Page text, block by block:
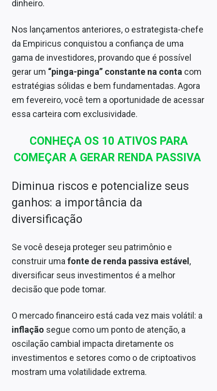
Contato
dinheiro.
Nos lançamentos anteriores, o estrategista-chefe
da Empiricus conquistou a confiança de uma
gama de investidores, provando que é possível
gerar um “pinga-pinga” constante na conta com
estratégias sólidas e bem fundamentadas. Agora
em fevereiro, você tem a oportunidade de acessar
essa carteira com exclusividade.
CONHEÇA OS 10 ATIVOS PARA
COMEÇAR A GERAR RENDA PASSIVA
Diminua riscos e potencialize seus
ganhos: a importância da
diversificação
Se você deseja proteger seu patrimônio e
construir uma fonte de renda passiva estável ,
diversificar seus investimentos é a melhor
decisão que pode tomar.
O mercado financeiro está cada vez mais volátil: a
inflação segue como um ponto de atenção, a
oscilação cambial impacta diretamente os
investimentos e setores como o de criptoativos
mostram uma volatilidade extrema.